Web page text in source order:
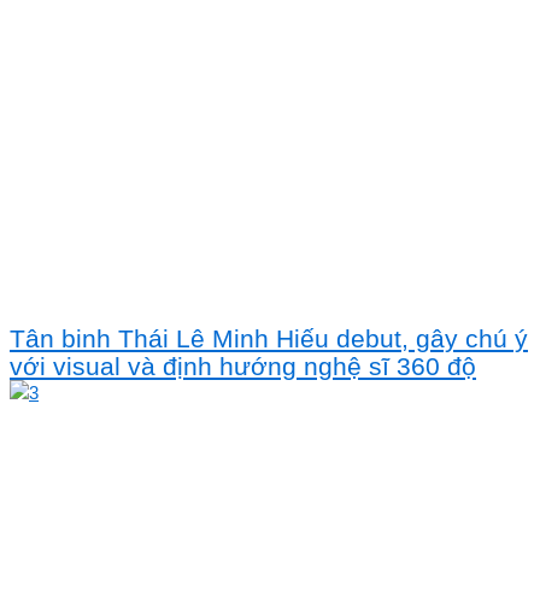
Tân binh Thái Lê Minh Hiếu debut, gây chú ý
với visual và định hướng nghệ sĩ 360 độ